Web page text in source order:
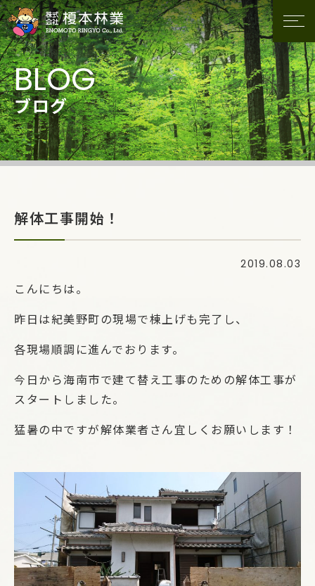
ブログ
解体工事開始！
2019.08.03
こんにちは。
昨日は紀美野町の現場で棟上げも完了し、
各現場順調に進んでおります。
今日から海南市で建て替え工事のための解体工事が
スタートしました。
猛暑の中ですが解体業者さん宜しくお願いします！